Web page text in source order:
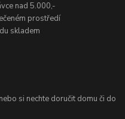
nad 5.000,-
prostředí
skladem
si nechte doručit domu či do